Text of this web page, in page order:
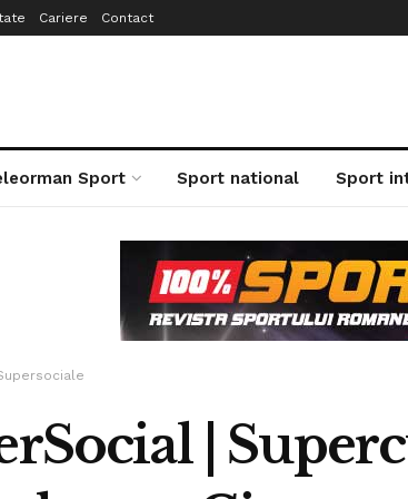
Cariere Contact
Sport Sport national Sport
|